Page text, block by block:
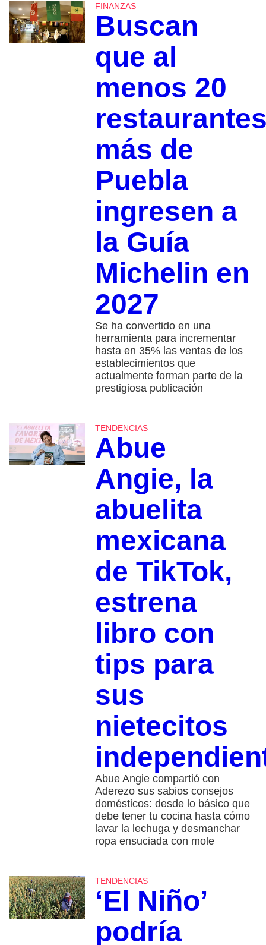
FINANZAS
Buscan
que al
menos 20
más de
Puebla
ingresen a
la Guía
Michelin en
2027
Se ha convertido en una
herramienta para incrementar
hasta en 35% las ventas de los
establecimientos que
actualmente forman parte de la
prestigiosa publicación
TENDENCIAS
Abue
Angie, la
abuelita
mexicana
de TikTok,
estrena
libro con
tips para
sus
nietecitos
Abue Angie compartió con
Aderezo sus sabios consejos
domésticos: desde lo básico que
debe tener tu cocina hasta cómo
lavar la lechuga y desmanchar
ropa ensuciada con mole
TENDENCIAS
‘El Niño’
podría